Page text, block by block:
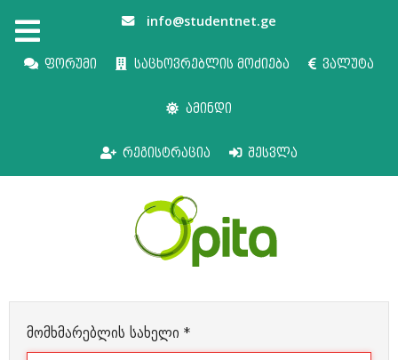
info@studentnet.ge
ფორუმი საცხოვრებლის მოძიება ვალუტა
ამინდი
რეგისტრაცია შესვლა
მომხმარებლის სახელი *